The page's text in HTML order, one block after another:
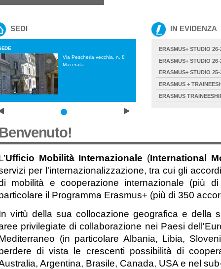
SEDI
Via Pescheria vecchia, n. 8
Macerata
IN EVIDENZA
ERASMUS+ STUDIO
ERASMUS+ STUDIO 26-
ERASMUS+ STUDIO 25-
ERASMUS +
ERASMUS
Ufficio Mobilità Internazionale (International
per l'internazionalizzazione, tra cui gli
mobilità e cooperazione internazionale (più
il Programma Erasmus+ (più di 350
virtù della sua collocazione geografica e della
privilegiate di collaborazione nei Paesi
(in particolare Albania, Libia,
di vista le crescenti possibilità di
Argentina, Brasile, Canada, USA e nel